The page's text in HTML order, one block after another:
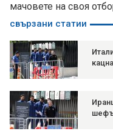
мачовете на своя
свързани статии